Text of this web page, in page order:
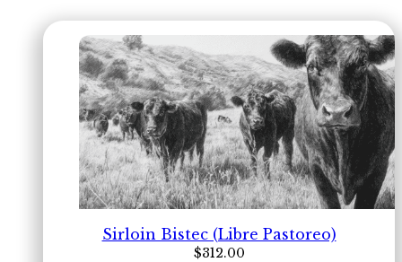
Sirloin Bistec (Libre Pastoreo)
$312.00